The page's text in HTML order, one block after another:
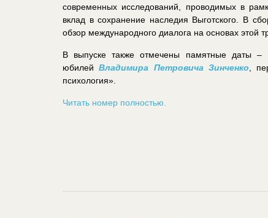
современных исследований, проводимых в
вклад в сохранение наследия Выготского. В
обзор международного диалога на основах этой
В выпуске также отмечены памятные даты
юбилейВладимира Петровича Зинченко ,
психология».
Читать номер полностью.